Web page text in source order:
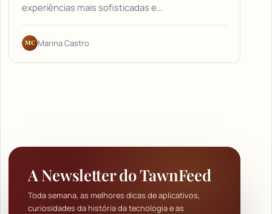
experiências mais sofisticadas e…
MC Marina Castro
A Newsletter do TawnFeed
Toda semana, as melhores dicas de aplicativos,
curiosidades da história da tecnologia e as